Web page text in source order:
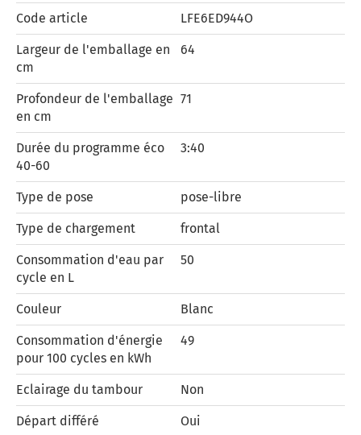
Code article LFE6ED944O
Largeur de l'emballage en
cm
64
Profondeur de l'emballage
en cm
71
Durée du programme éco
40-60
3:40
Type de pose pose-libre
Type de chargement frontal
Consommation d'eau par
cycle en L
50
Couleur Blanc
Consommation d'énergie
pour 100 cycles en kWh
49
Eclairage du tambour Non
Départ différé Oui